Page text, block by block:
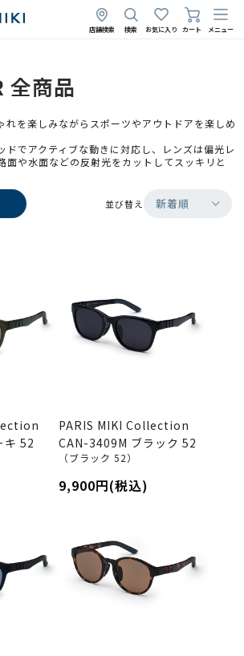
店舗検索 検索 お気に入り カート メニュー
全商品
れを楽しみながらスポーツやアウトドアを楽しめ
ドでアクティブな動きに対応し、レンズは偏光レ
面や水面などの反射光をカットしてスッキリと
並び替え 新着順
キ 52
PARIS MIKI Collection
CAN-3409M ブラック 52
（ブラック 52）
9,900円(税込)